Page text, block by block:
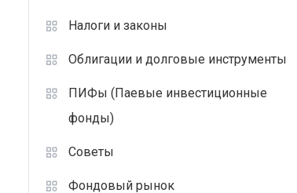
Налоги и законы
Облигации и долговые инструменты
ПИФы (Паевые инвестиционные
фонды)
Советы
Фондовый рынок